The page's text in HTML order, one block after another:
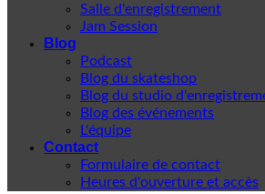
Salle d'enregistrement
Jam Session
Blog
Podcast
Blog du skateshop
Blog du studio
Blog des événements
L'équipe
Contact
Formulaire de contact
Heures d'ouverture et accès